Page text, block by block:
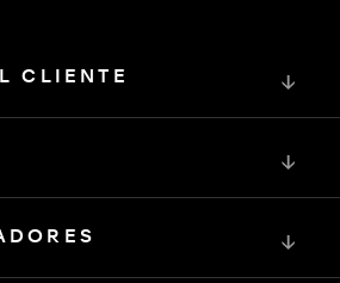
CLIENTE ↓
↓
↓